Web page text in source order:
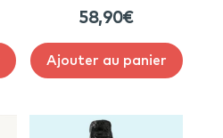
58,90€
Ajouter au panier